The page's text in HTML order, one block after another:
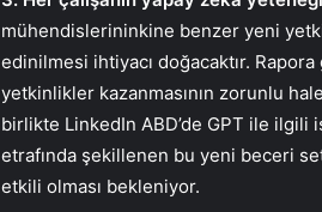
mühendislerininkine benzer yeni
edinilmesi ihtiyacı doğacaktır. Rapora
yetkinlikler kazanmasının zorunlu
birlikte LinkedIn ABD’de GPT ile ilgili
etrafında şekillenen bu yeni beceri
etkili olması bekleniyor.